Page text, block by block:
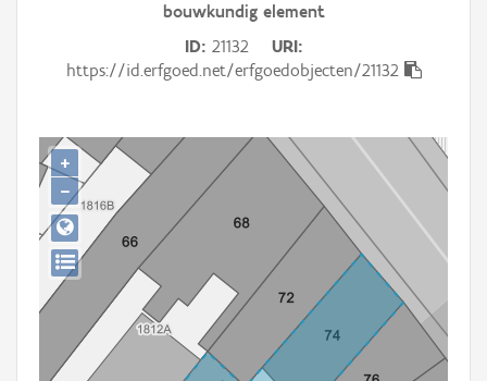
Gebeurtenis
Persoon of collectief
Downloads
Hergebruik
Aanmelden
bouwkundig element
ID 21132
URI
https://id.erfgoed.net/erfgoedobjecten/21132
+
−